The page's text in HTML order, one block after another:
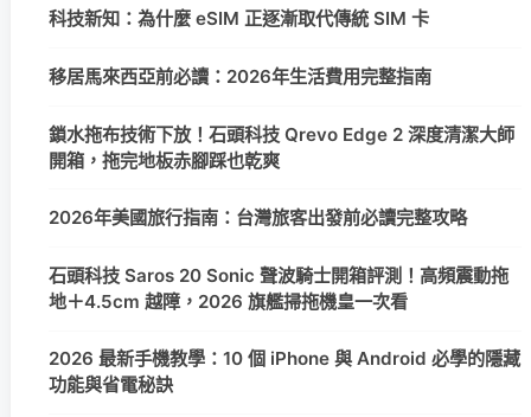
科技新知：為什麼 eSIM 正逐漸取代傳統 SIM 卡
移居馬來西亞前必讀：2026年生活費用完整指南
鎖水拖布技術下放！石頭科技 Qrevo Edge 2 深度清潔大師
開箱，拖完地板赤腳踩也乾爽
2026年美國旅行指南：台灣旅客出發前必讀完整攻略
石頭科技 Saros 20 Sonic 聲波騎士開箱評測！高頻震動拖
地＋4.5cm 越障，2026 旗艦掃拖機皇一次看
2026 最新手機教學：10 個 iPhone 與 Android 必學的隱藏
功能與省電秘訣